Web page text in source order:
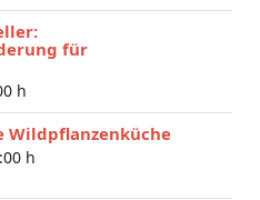
für
h
Wildpflanzenküche
h